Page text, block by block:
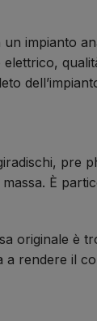
impianto
elettrico,
pre
È
originale è
rendere il